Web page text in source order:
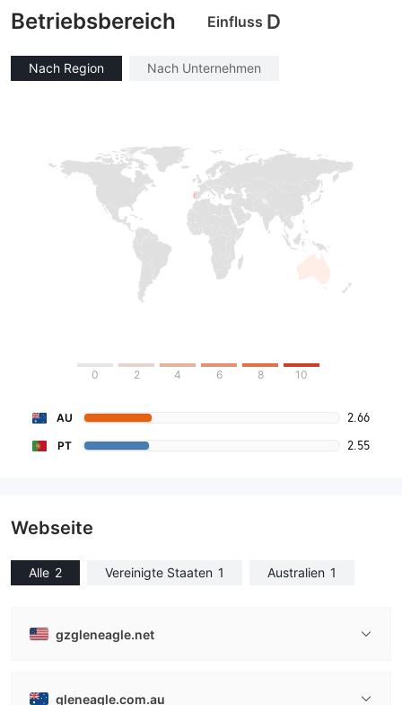
Betriebsbereich Einfluss D
Nach Region Nach Unternehmen
0 2 4 6 8 10
AU 2.66
PT 2.55
Webseite
Alle 2 Vereinigte Staaten 1 Australien 1
gzgleneagle.net
gleneagle.com.au